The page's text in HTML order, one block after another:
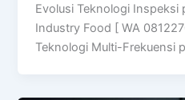
Evolusi Teknologi Inspeksi
Industry Food [ WA
Teknologi Multi-Frekuensi